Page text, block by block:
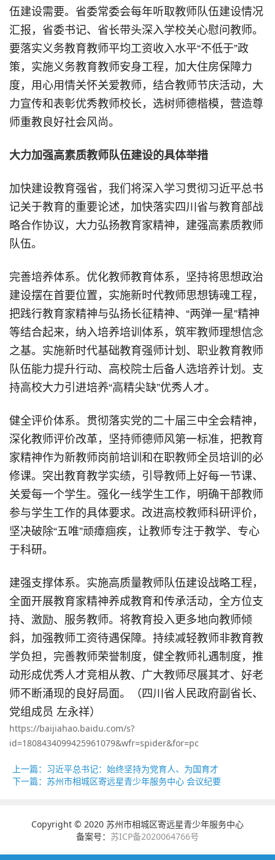
伍建设需要。省委常委会每年听取教师队伍建设情况
汇报，省委书记、省长带头深入学校关心慰问教师。
要落实义务教育教师平均工资收入水平“不低于”政
策，实施义务教育教师安身工程，加大住房保障力
度，用心用情关怀关爱教师，结合教师节庆活动，大
力宣传和表彰优秀教师校长，选树师德楷模，营造尊
师重教良好社会风尚。
大力加强高素质教师队伍建设的具体举措
加快建设教育强省，我们将深入学习贯彻习近平总书
记关于教育的重要论述，加快落实四川省与教育部战
略合作协议，大力弘扬教育家精神，建强高素质教师
队伍。
完善培养体系。优化教师教育体系，坚持将思想政治
建设摆在首要位置，实施新时代教师思想铸魂工程，
把践行教育家精神与弘扬长征精神、“两弹一星”精神
等结合起来，纳入培养培训体系，筑牢教师理想信念
之基。实施新时代基础教育强师计划、职业教育教师
队伍能力提升行动、高校院士后备人选培养计划。支
持高校大力引进培养“高精尖缺”优秀人才。
健全评价体系。贯彻落实党的二十届三中全会精神，
深化教师评价改革，坚持师德师风第一标准，把教育
家精神作为新教师岗前培训和在职教师全员培训的必
修课。突出教育教学实绩，引导教师上好每一节课、
关爱每一个学生。强化一线学生工作，明确干部教师
参与学生工作的具体要求。改进高校教师科研评价，
坚决破除“五唯”顽瘴痼疾，让教师专注于教学、专心
于科研。
建强支撑体系。实施高质量教师队伍建设战略工程，
全面开展教育家精神养成教育和传承活动，全方位支
持、激励、服务教师。将教育投入更多地向教师倾
斜，加强教师工资待遇保障。持续减轻教师非教育教
学负担，完善教师荣誉制度，健全教师礼遇制度，推
动形成优秀人才竞相从教、广大教师尽展其才、好老
师不断涌现的良好局面。（四川省人民政府副省长、
党组成员 左永祥）
https://baijiahao.baidu.com/s?
id=1808434099425961079&wfr=spider&for=pc
上一篇：习近平总书记：始终坚持为党育人、为国育才
下一篇：苏州市相城区寄远星青少年服务中心 会议纪要
Copyright © 2020 苏州市相城区寄远星青少年服务中心
备案号： 苏ICP备2020064766号